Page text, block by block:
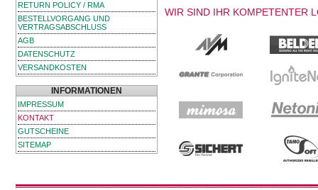
RETURN POLICY / RMA
BESTELLVORGANG UND
VERTRAGSABSCHLUSS
AGB
DATENSCHUTZ
VERSANDKOSTEN
INFORMATIONEN
IMPRESSUM
KONTAKT
GUTSCHEINE
SITEMAP
WIR SIND IHR KOMPETENTER